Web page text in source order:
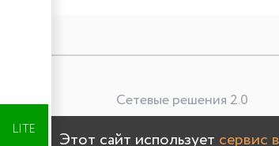
LITE Лучшая цена
Сетевые решения 2.0
Этот сайт использует сервис